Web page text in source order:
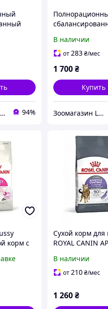
2 кг
Зоомагазин Limpopo - limpopo.prom.ua 94%
кошек с
привередливым
FUSSY EXIGENT 4
В наличии
от283₴/мес
1 700₴
Купить
Зоомагазин Limpopo - limpopo.prom.ua
корм с
Сухой корм для
ROYAL CANIN
аппетита 2 кг
В наличии
от210₴/мес
1 260₴